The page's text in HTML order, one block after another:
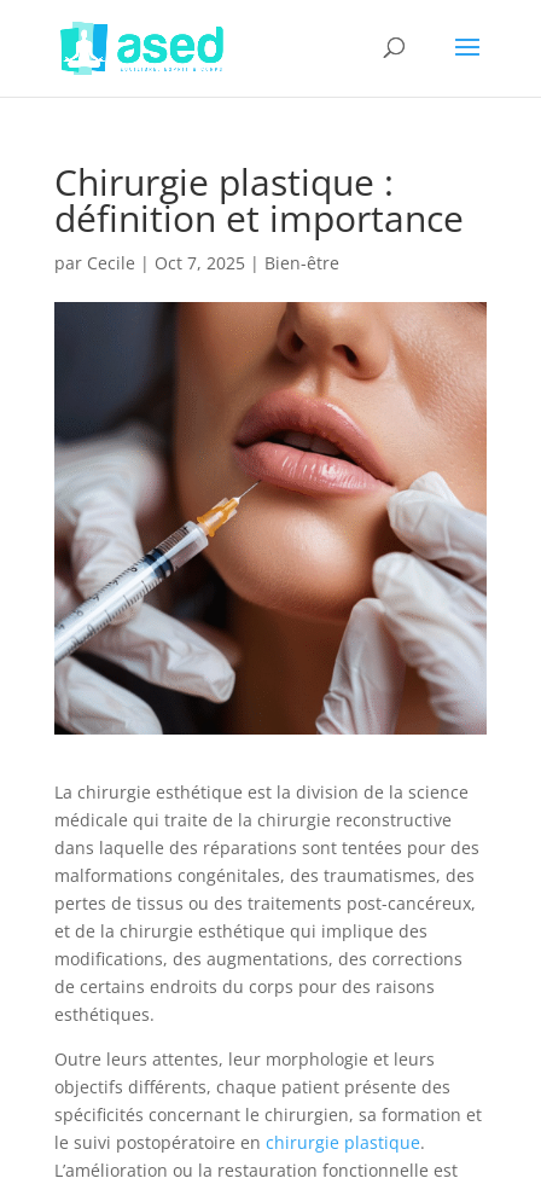
Chirurgie plastique :
définition et importance
par Cecile | Oct 7, 2025| Bien-être
La chirurgie esthétique est la division de la science
médicale qui traite de la chirurgie reconstructive
dans laquelle des réparations sont tentées pour des
malformations congénitales, des traumatismes, des
pertes de tissus ou des traitements post-cancéreux,
et de la chirurgie esthétique qui implique des
modifications, des augmentations, des corrections
de certains endroits du corps pour des raisons
esthétiques.
Outre leurs attentes, leur morphologie et leurs
objectifs différents, chaque patient présente des
spécificités concernant le chirurgien, sa formation et
le suivi postopératoire en chirurgie plastique.
L’amélioration ou la restauration fonctionnelle est